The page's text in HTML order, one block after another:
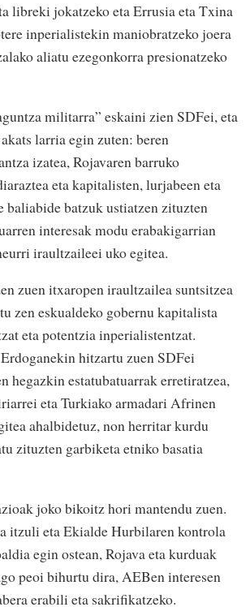
libreki jokatzeko eta Errusia eta Txina
inperialistekin maniobratzeko joera
aliatu ezegonkorra presionatzeko
militarra” eskaini zien SDFei, eta
larria egin zuten: beren
izatea, Rojavaren barruko
eta kapitalisten, lurjabeen eta
baliabide batzuk ustiatzen zituzten
interesak modu erabakigarrian
iraultzaileei uko egitea.
zuen itxaropen iraultzailea suntsitzea
zen eskualdeko gobernu kapitalista
eta potentzia inperialistentzat.
hitzartu zuen SDFei
hegazkin estatubatuarrak erretiratzea,
eta Turkiako armadari Afrinen
ahalbidetuz, non herritar kurdu
zituzten garbiketa etniko basatia
joko bikoitz hori mantendu zuen.
itzuli eta Ekialde Hurbilaren kontrola
egin ostean, Rojava eta kurduak
peoi bihurtu dira, AEBen interesen
erabili eta sakrifikatzeko.